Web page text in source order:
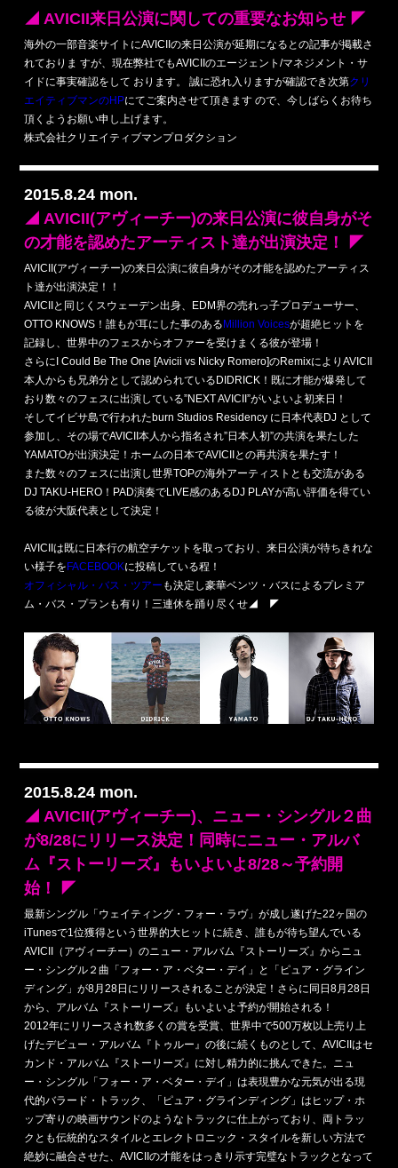
◢ AVICII来日公演に関しての重要なお知らせ ◤
海外の一部音楽サイトにAVICIIの来日公演が延期になるとの記事が掲載さ
れておりま すが、現在弊社でもAVICIIのエージェント/マネジメント・サ
イドに事実確認をして おります。 誠に恐れ入りますが確認でき次第クリ
エイティブマンのHPにてご案内させて頂きます ので、今しばらくお待ち
頂くようお願い申し上げます。
株式会社クリエイティブマンプロダクション
2015.8.24 mon.
◢ AVICII(アヴィーチー)の来日公演に彼自身がそ
の才能を認めたアーティスト達が出演決定！ ◤
AVICII(アヴィーチー)の来日公演に彼自身がその才能を認めたアーティス
ト達が出演決定！！
AVICIIと同じくスウェーデン出身、EDM界の売れっ子プロデューサー、
OTTO KNOWS！誰もが耳にした事のある Million Voicesが超絶ヒットを
記録し、世界中のフェスからオファーを受けまくる彼が登場！
さらにI Could Be The One [Avicii vs Nicky Romero]のRemixによりAVICII
本人からも兄弟分として認められているDIDRICK！既に才能が爆発して
おり数々のフェスに出演している”NEXT AVICII”がいよいよ初来日！
そしてイビサ島で行われたburn Studios Residency に日本代表DJ として
参加し、その場でAVICII本人から指名され”日本人初”の共演を果たした
YAMATOが出演決定！ホームの日本でAVICIIとの再共演を果たす！
また数々のフェスに出演し世界TOPの海外アーティストとも交流がある
DJ TAKU-HERO！PAD演奏でLIVE感のあるDJ PLAYが高い評価を得てい
る彼が大阪代表として決定！
AVICIIは既に日本行の航空チケットを取っており、来日公演が待ちきれな
い様子を FACEBOOKに投稿している程！
オフィシャル・バス・ツアー も決定し豪華ベンツ・バスによるプレミア
ム・バス・プランも有り！三連休を踊り尽くせ◢ ◤
2015.8.24 mon.
◢ AVICII(アヴィーチー)、ニュー・シングル２曲
が8/28にリリース決定！同時にニュー・アルバ
ム『ストーリーズ』もいよいよ8/28～予約開
始！ ◤
最新シングル「ウェイティング・フォー・ラヴ」が成し遂げた22ヶ国の
iTunesで1位獲得という世界的大ヒットに続き、誰もが待ち望んでいる
AVICII（アヴィーチー）のニュー・アルバム『ストーリーズ』からニュ
ー・シングル２曲「フォー・ア・ベター・デイ」と「ピュア・グライン
ディング」が8月28日にリリースされることが決定！さらに同日8月28日
から、アルバム『ストーリーズ』もいよいよ予約が開始される！
2012年にリリースされ数多くの賞を受賞、世界中で500万枚以上売り上
げたデビュー・アルバム『トゥルー』の後に続くものとして、AVICIIはセ
カンド・アルバム『ストーリーズ』に対し精力的に挑んできた。ニュ
ー・シングル「フォー・ア・ベター・デイ」は表現豊かな元気が出る現
代的バラード・トラック、「ピュア・グラインディング」はヒップ・ホ
ップ寄りの映画サウンドのようなトラックに仕上がっており、両トラッ
クとも伝統的なスタイルとエレクトロニック・スタイルを新しい方法で
絶妙に融合させた、AVICIIの才能をはっきり示す完璧なトラックとなって